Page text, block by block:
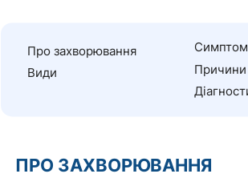
Про захворювання
Види
Причини
ПРО ЗАХВОРЮВАННЯ